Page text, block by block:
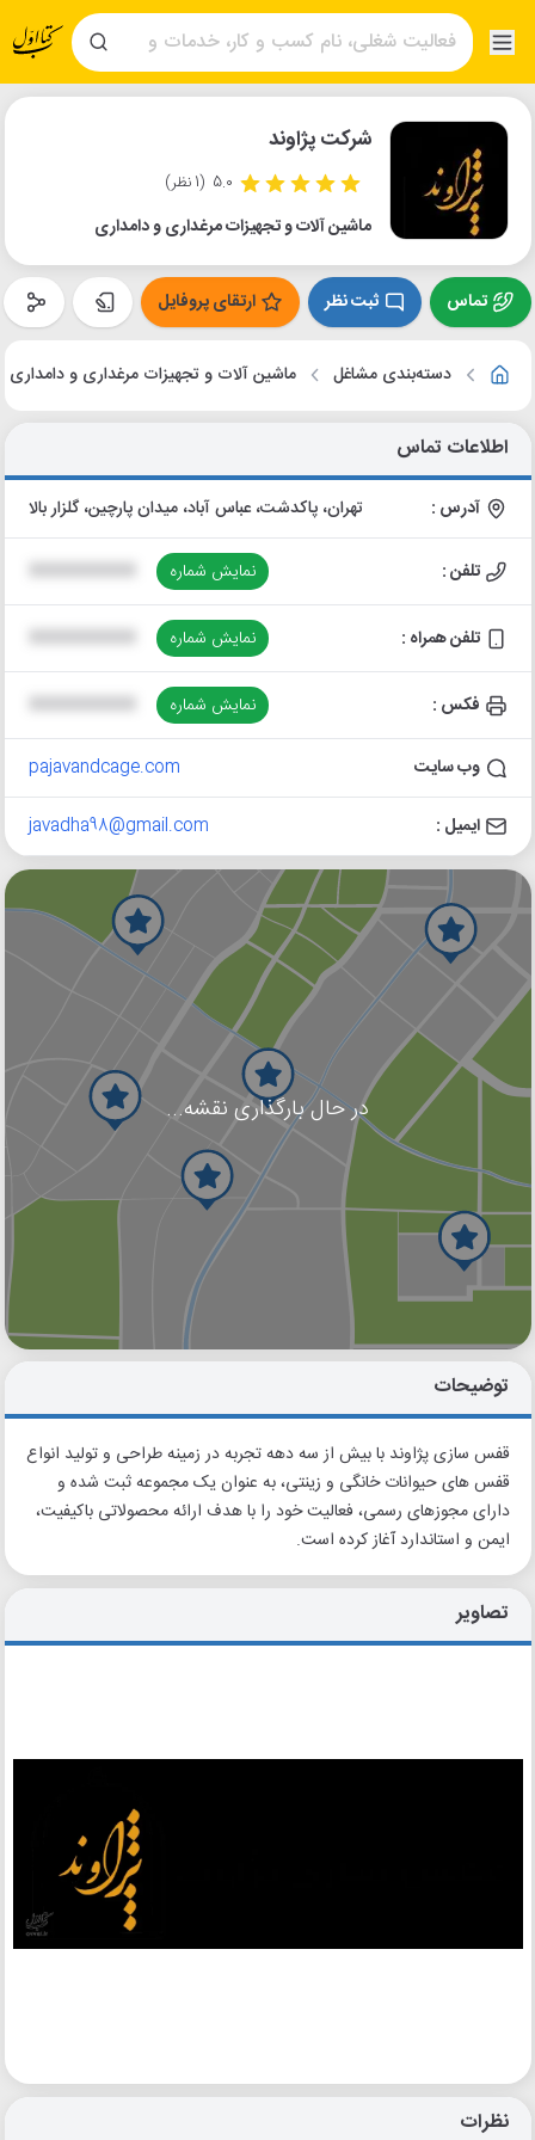
شرکت پژاوند
5.0 (1 نظر)
ماشین آلات و تجهیزات مرغداری و دامداری
تماس ثبت نظر ارتقای پروفایل
دسته‌بندی مشاغل ماشین آلات و تجهیزات مرغداری و دامداری
اطلاعات تماس
آدرس : تهران، پاکدشت، عباس آباد، میدان پارچین، گلزار بالا
تلفن : نمایش شماره
تلفن همراه : نمایش شماره
فکس : نمایش شماره
وب سایت pajavandcage.com
ایمیل : javadha98@gmail.com
در حال بارگذاری نقشه...
گوگل
توضیحات
قفس سازی پژاوند با بیش از سه دهه تجربه در زمینه طراحی و تولید انواع
قفس های حیوانات خانگی و زینتی، به عنوان یک مجموعه ثبت شده و
دارای مجوزهای رسمی، فعالیت خود را با هدف ارائه محصولاتی باکیفیت،
ایمن و استاندارد آغاز کرده است.
تصاویر
نظرات